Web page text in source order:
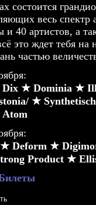
состоится
весь спектр
и 40 артистов, а
это ждет тебя на
частью
★ Dominia ★
★
★ Deform ★
Product ★